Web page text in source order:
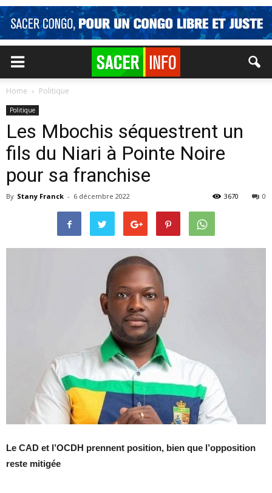
Home Politique
Politique
Les Mbochis séquestrent un
fils du Niari à Pointe Noire
pour sa franchise
By Stany Franck - 6 décembre 2022 0
3670
Le CAD et l’OCDH prennent position, bien que l’opposition
reste mitigée